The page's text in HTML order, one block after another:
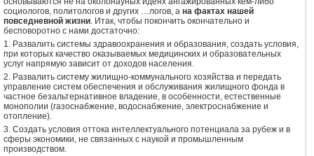
социологов, политологов и других …логов, а на фактах нашей
повседневной жизни. Итак, чтобы покончить окончательно и
бесповоротно с нами достаточно:
1. Развалить системы здравоохранения и образования, создать условия,
при которых качество оказываемых медицинских и образовательных
услуг напрямую зависит от доходов населения.
2. Развалить систему жилищно-коммунального хозяйства и передать
управление систем обеспечения и обслуживания жилищного фонда в
частное безальтернативное владение, в особенности, естественные
монополии (газоснабжение, водоснабжение, электроснабжение и
отопление).
3. Создать условия оттока интеллектуального потенциала за рубеж и в
сферы экономики, не связанных с наукой и промышленным
производством.